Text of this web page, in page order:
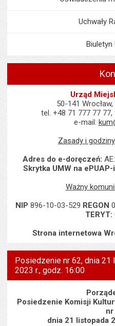
Uchwały
Biuletyn
Urząd
50-141
tel. +48 71 777 77
e-mail:
Zasady i
Adres do e-doręczeń:
Skrytka UMW na ePUAP-
Ważny
NIP 896-10-03-529 REGON
TERYT:
Strona internetowa
Posiedzenie nr 62, dnia 21
2023 r., godz. 16:00
Posiedzenie Komisji
nr
dnia 21 listopada